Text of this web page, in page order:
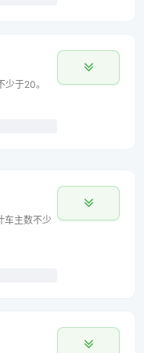
于20。
车主数不少